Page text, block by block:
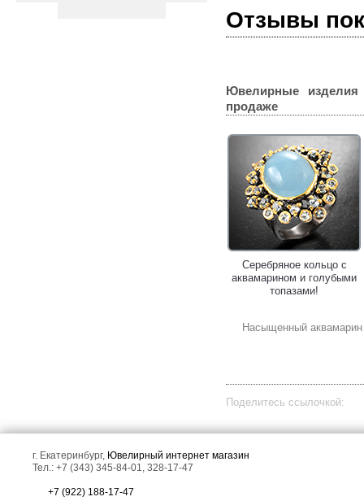
Отзывы
Ювелирные
продаже
Серебряное кольцо с
аквамарином и голубыми
топазами!
Серебряное кольцо с
аквамарином 7,96 карата и
голубыми топазами!
Насыщенный аквамарин
Поделитесь ссылочкой:
г. Екатеринбург, Ювелирный интернет магазин
Тел.: +7 (343) 345-84-01, 328-17-47
+7 (922) 188-17-47